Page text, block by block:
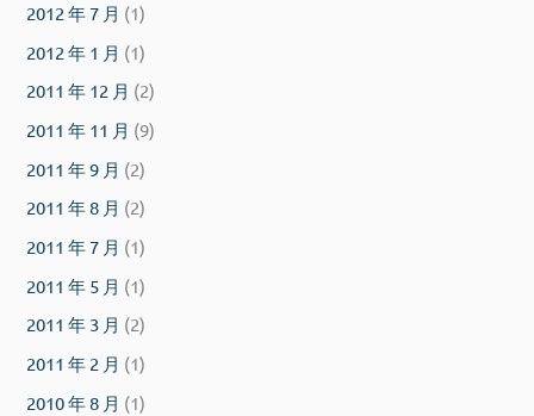
2012 年 7 月 (1)
2012 年 1 月 (1)
2011 年 12 月 (2)
2011 年 11 月 (9)
2011 年 9 月 (2)
2011 年 8 月 (2)
2011 年 7 月 (1)
2011 年 5 月 (1)
2011 年 3 月 (2)
2011 年 2 月 (1)
2010 年 8 月 (1)